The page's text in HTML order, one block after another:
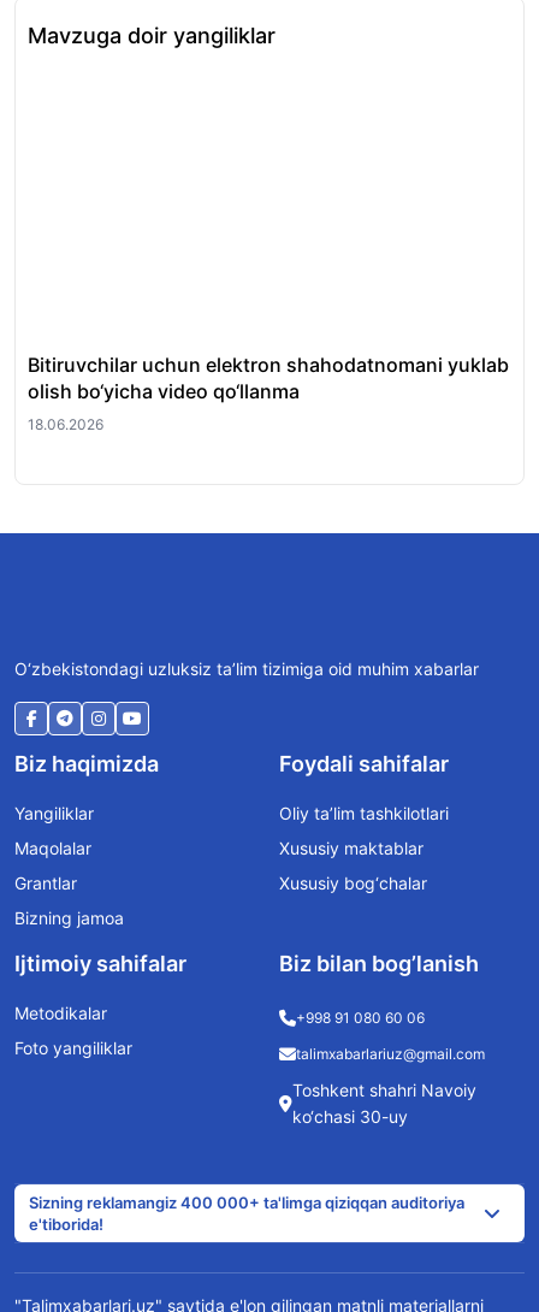
Mavzuga doir yangiliklar
Bitiruvchilar uchun elektron shahodatnomani yuklab
olish bo‘yicha video qo‘llanma
18.06.2026
O‘zbekistondagi uzluksiz ta’lim tizimiga oid muhim xabarlar
Biz haqimizda
Yangiliklar
Maqolalar
Grantlar
Bizning jamoa
Foydali sahifalar
Oliy ta’lim tashkilotlari
Xususiy maktablar
Xususiy bog‘chalar
Ijtimoiy sahifalar
Metodikalar
Foto yangiliklar
Biz bilan bog’lanish
+998 91 080 60 06
talimxabarlariuz@gmail.com
Toshkent shahri Navoiy
ko‘chasi 30-uy
Sizning reklamangiz 400 000+ ta'limga qiziqqan auditoriya
e'tiborida!
"Talimxabarlari.uz" saytida e'lon qilingan matnli materiallarni